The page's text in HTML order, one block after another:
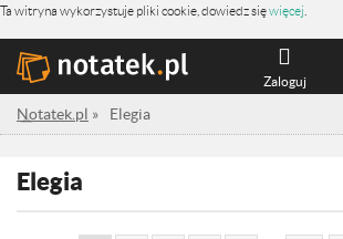
Ta witryna wykorzystuje pliki cookie, dowiedz sięwięcej
Zaloguj
Notatek.pl » Elegia
Elegia